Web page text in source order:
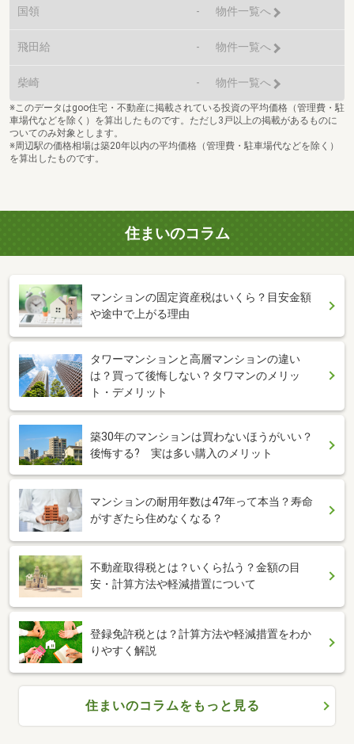
国領 - 物件一覧へ
飛田給 - 物件一覧へ
柴崎 - 物件一覧へ
※このデータはgoo住宅・不動産に掲載されている投資の平均価格（管理費・駐
車場代などを除く）を算出したものです。ただし3戸以上の掲載があるものに
ついてのみ対象とします。
※周辺駅の価格相場は築20年以内の平均価格（管理費・駐車場代などを除く）
を算出したものです。
住まいのコラム
マンションの固定資産税はいくら？目安金額
や途中で上がる理由
タワーマンションと高層マンションの違い
は？買って後悔しない？タワマンのメリッ
ト・デメリット
築30年のマンションは買わないほうがいい？
後悔する? 実は多い購入のメリット
マンションの耐用年数は47年って本当？寿命
がすぎたら住めなくなる？
不動産取得税とは？いくら払う？金額の目
安・計算方法や軽減措置について
登録免許税とは？計算方法や軽減措置をわか
りやすく解説
住まいのコラムをもっと見る